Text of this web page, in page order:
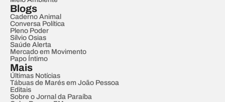
Blogs
Caderno Animal
Conversa Política
Pleno Poder
Sílvio Osias
Saúde Alerta
Mercado em Movimento
Papo Íntimo
Mais
Últimas Notícias
Tábuas de Marés em João Pessoa
Editais
Sobre o Jornal da Paraíba